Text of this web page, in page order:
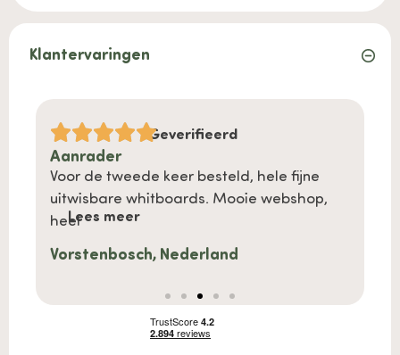
Klantervaringen
Geverifieerd
Aanrader
Voor de tweede keer besteld, hele fijne
uitwisbare whitboards. Mooie webshop,
heelLees meer
Vorstenbosch, Nederland